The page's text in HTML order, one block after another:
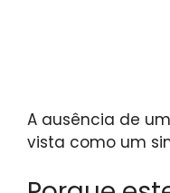
A ausência de
vista como um